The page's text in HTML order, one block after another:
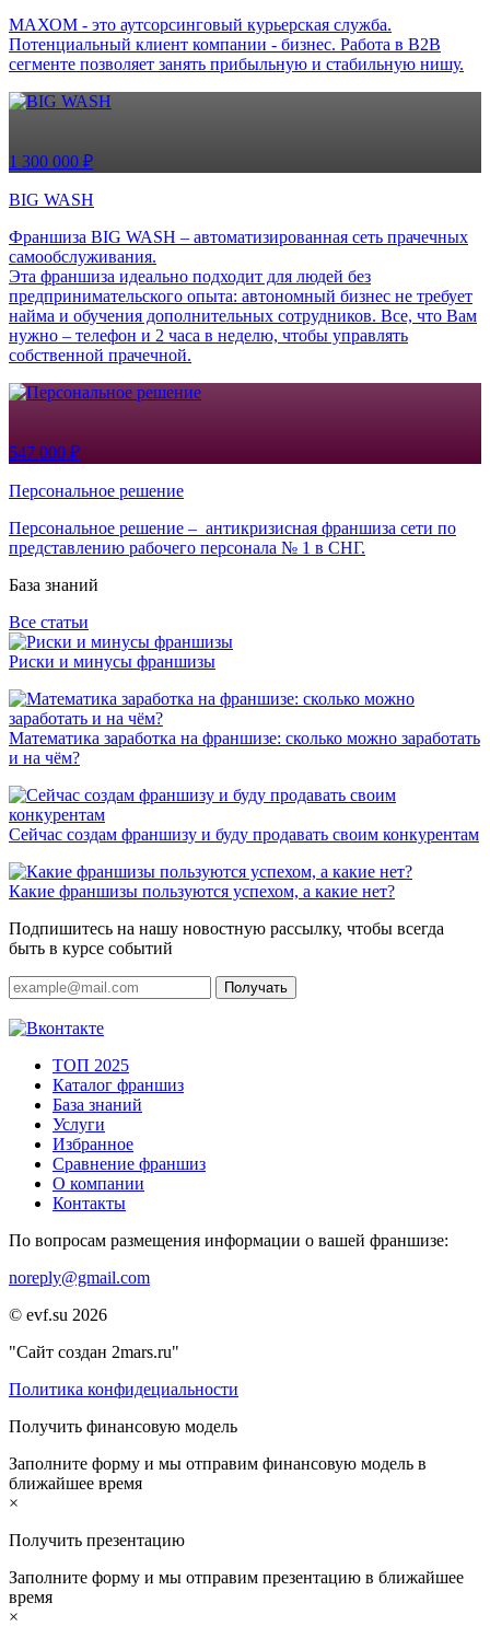
МАХОМ - это аутсорсинговый курьерская служба.
Потенциальный клиент компании - бизнес. Работа в B2B
сегменте позволяет занять прибыльную и стабильную нишу.
1 300 000 ₽
BIG WASH
Франшиза BIG WASH – автоматизированная сеть прачечных
самообслуживания.
Эта франшиза идеально подходит для людей без
предпринимательского опыта: автономный бизнес не требует
найма и обучения дополнительных сотрудников. Все, что Вам
нужно – телефон и 2 часа в неделю, чтобы управлять
собственной прачечной.
547 000 ₽
Персональное решение
Персональное решение – антикризисная франшиза сети по
представлению рабочего персонала № 1 в СНГ.
База знаний
Все статьи
Риски и минусы франшизы
Математика заработка на франшизе: сколько можно заработать
и на чём?
Сейчас создам франшизу и буду продавать своим конкурентам
Какие франшизы пользуются успехом, а какие нет?
Подпишитесь на нашу новостную рассылку, чтобы всегда
быть в курсе событий
Получать
ТОП 2025
Каталог франшиз
База знаний
Услуги
Избранное
Сравнение франшиз
О компании
Контакты
По вопросам размещения информации о вашей франшизе:
noreply@gmail.com
© evf.su 2026
"Сайт создан 2mars.ru"
Политика конфидециальности
Получить финансовую модель
Заполните форму и мы отправим финансовую модель в
ближайшее время
×
Получить презентацию
Заполните форму и мы отправим презентацию в ближайшее
время
×